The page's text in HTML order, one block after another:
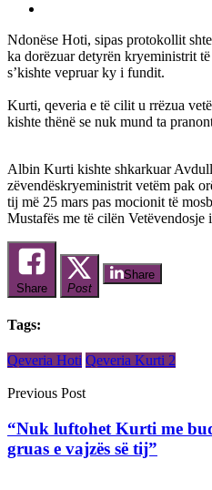
Ndonëse Hoti, sipas protokollit
ka dorëzuar detyrën kryeministrit
s’kishte vepruar ky i fundit.
Kurti, qeveria e të cilit u rrëzua
kishte thënë se nuk mund ta
Albin Kurti kishte shkarkuar
zëvendëskryeministrit vetëm pak
tij më 25 mars pas mocionit të
Mustafës me të cilën Vetëvendosje
Share Post
Share
Tags:
Qeveria Hoti Qeveria Kurti 2
Previous Post
“Nuk luftohet Kurti me
gruas e vajzës së tij”